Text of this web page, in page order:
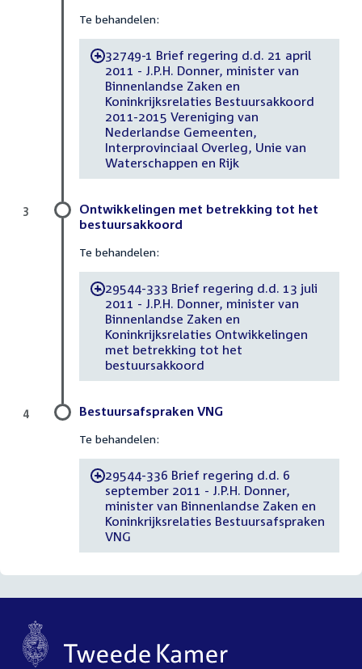
Te behandelen:
-32749-1 Brief regering d.d. 21 april
2011 - J.P.H. Donner, minister van
Binnenlandse Zaken en
Koninkrijksrelaties Bestuursakkoord
2011-2015 Vereniging van
Nederlandse Gemeenten,
Interprovinciaal Overleg, Unie van
Waterschappen en Rijk
Ontwikkelingen met betrekking tot het
bestuursakkoord
Te behandelen:
-29544-333 Brief regering d.d. 13 juli
2011 - J.P.H. Donner, minister van
Binnenlandse Zaken en
Koninkrijksrelaties Ontwikkelingen
met betrekking tot het
bestuursakkoord
3
Bestuursafspraken VNG
Te behandelen:
-29544-336 Brief regering d.d. 6
september 2011 - J.P.H. Donner,
minister van Binnenlandse Zaken en
Koninkrijksrelaties Bestuursafspraken
VNG
4